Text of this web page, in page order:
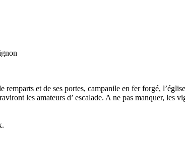
et de ses portes, campanile en fer forgé,
les amateurs d’ escalade. A ne pas manquer, les